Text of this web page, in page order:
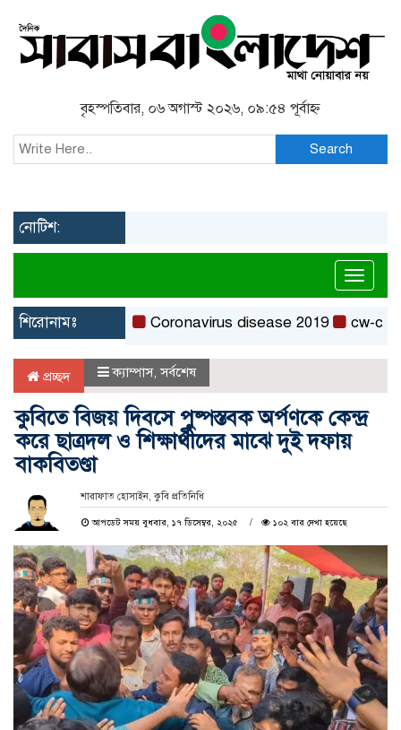
বৃহস্পতিবার, ০৬ অগাস্ট ২০২৬, ০৯:৫৪ পূর্বাহ্ন
Search
নোটিশ:
শিরোনামঃ Coronavirus disease 2019 cw-check-
প্রচ্ছদ ক্যাম্পাস,সর্বশেষ
কুবিতে বিজয় দিবসে পুষ্পস্তবক অর্পণকে কেন্দ্র
করে ছাত্রদল ও শিক্ষার্থীদের মাঝে দুই দফায়
বাকবিতণ্ডা
শারাফাত হোসাইন, কুবি প্রতিনিধি
আপডেট সময় বুধবার, ১৭ ডিসেম্বর, ২০২৫ ১০২ বার দেখা হয়েছে